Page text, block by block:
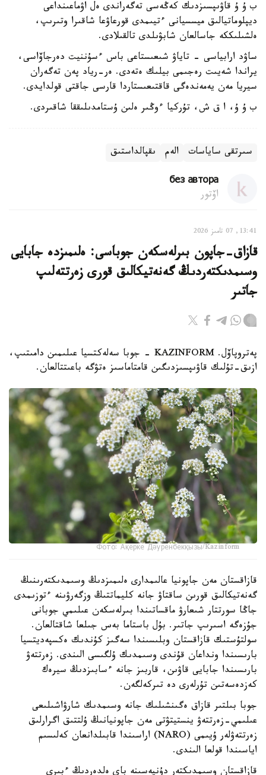
ب ۇ ۇ قاۋىپسىزدىك كەڭەسى تەگەراندى ەل اۋماعىنداعى
ديپلوماتيالىق ميسسيانى ءتيىمدى قورعاۋعا شاقىرا وتىرىپ،
ەلشىلىككە جاسالعان شابۋىلدى تالقىلادى.
ساۋد ارابياسى - تاياۋ شىعىستاعى باس ءسۇننيت دەرجاۆاسى،
يراندا شەيىت رەجىمى بيلىك ەتەدى. ەر-رياد پەن تەگەران
سيريا مەن يەمەندەگى قاقتىعىستاردا قارسى جاقتى قولدايدى.
ب ۇ ۇ، ا ق ش، تۇركيا ءوڭىر ەلىن ۇستامدىلىققا شاقىردى.
سىرتقى ساياسات الەم ىقپالداستىق
без автора
اۆتور
13:41, 07 تامىز 2026
قازاق-جاپون بىرلەسكەن جوباسى: ەلىمىزدە جابايى
وسىمدىكتەردىڭ گەنەتيكالىق قورى زەرتتەلىپ
جاتىر
پەتروپاۆل. KAZINFORM - جوبا سەلەكتسيا عىلىمىن دامىتىپ،
ازىق-تۇلىك قاۋىپسىزدىگىن قامتاماسىز ەتۋگە باعىتتالعان.
Фото: Ақерке Дәуренбекқызы/Kazinform
قازاقستان مەن جاپونيا عالىمدارى ەلىمىزدىڭ وسىمدىكتەرىنىڭ
گەنەتيكالىق قورىن ساقتاۋ جانە كليماتتىڭ وزگەرۋىنە ءتوزىمدى
جاڭا سورتتار شىعارۋ ماقساتىندا بىرلەسكەن عىلىمي جوبانى
جۇزەگە اسىرىپ جاتىر. بۇل باستاما بەس جىلعا شاقتالعان.
سولتۇستىك قازاقستان وبلىسىندا سەگىز كۇندىك ەكسپەديتسيا
بارىسىندا ونداعان قۇندى وسىمدىك ۇلگىسى الىندى. زەرتتەۋ
بارىسىندا جابايى قاۋىن، قاربىز جانە ءسابىزدىڭ سيرەك
كەزدەسەتىن تۇرلەرى دە تىركەلگەن.
جوبا بىلتىر قازاق ەگىنشىلىك جانە وسىمدىك شارۋاشىلىعى
عىلىمي-زەرتتەۋ ينستيتۋتى مەن جاپونيانىڭ ۇلتتىق اگرارلىق
زەرتتەۋلەر ۇيىمى (NARO) اراسىندا قابىلدانعان كەلىسىم
اياسىندا قولعا الىندى.